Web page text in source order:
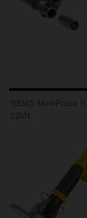
REMS Mini-Press S
22kN